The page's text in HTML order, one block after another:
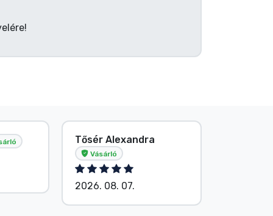
Tősér Alexandra
Vásárló
2026. 08. 07.